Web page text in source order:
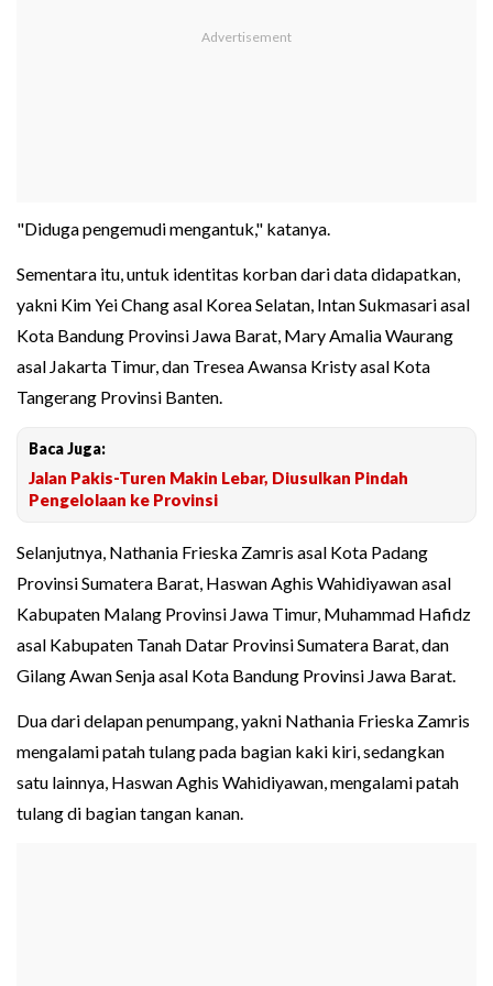
"Diduga pengemudi mengantuk," katanya.
Sementara itu, untuk identitas korban dari data didapatkan,
yakni Kim Yei Chang asal Korea Selatan, Intan Sukmasari asal
Kota Bandung Provinsi Jawa Barat, Mary Amalia Waurang
asal Jakarta Timur, dan Tresea Awansa Kristy asal Kota
Tangerang Provinsi Banten.
Baca Juga:
Jalan Pakis-Turen Makin Lebar, Diusulkan Pindah
Pengelolaan ke Provinsi
Selanjutnya, Nathania Frieska Zamris asal Kota Padang
Provinsi Sumatera Barat, Haswan Aghis Wahidiyawan asal
Kabupaten Malang Provinsi Jawa Timur, Muhammad Hafidz
asal Kabupaten Tanah Datar Provinsi Sumatera Barat, dan
Gilang Awan Senja asal Kota Bandung Provinsi Jawa Barat.
Dua dari delapan penumpang, yakni Nathania Frieska Zamris
mengalami patah tulang pada bagian kaki kiri, sedangkan
satu lainnya, Haswan Aghis Wahidiyawan, mengalami patah
tulang di bagian tangan kanan.